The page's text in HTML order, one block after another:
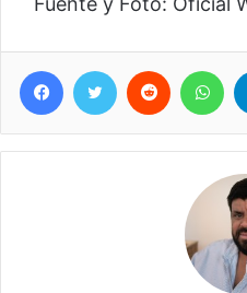
Facebook
Twitter Reddit